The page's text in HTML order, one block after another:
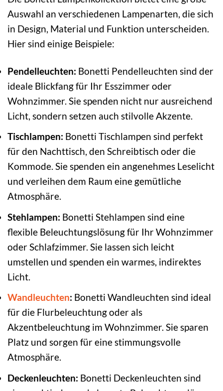
Auswahl an verschiedenen Lampenarten, die sich
in Design, Material und Funktion unterscheiden.
Hier sind einige Beispiele:
Pendelleuchten: Bonetti Pendelleuchten sind der
ideale Blickfang für Ihr Esszimmer oder
Wohnzimmer. Sie spenden nicht nur ausreichend
Licht, sondern setzen auch stilvolle Akzente.
Tischlampen: Bonetti Tischlampen sind perfekt
für den Nachttisch, den Schreibtisch oder die
Kommode. Sie spenden ein angenehmes Leselicht
und verleihen dem Raum eine gemütliche
Atmosphäre.
Stehlampen: Bonetti Stehlampen sind eine
flexible Beleuchtungslösung für Ihr Wohnzimmer
oder Schlafzimmer. Sie lassen sich leicht
umstellen und spenden ein warmes, indirektes
Licht.
Wandleuchten: Bonetti Wandleuchten sind ideal
für die Flurbeleuchtung oder als
Akzentbeleuchtung im Wohnzimmer. Sie sparen
Platz und sorgen für eine stimmungsvolle
Atmosphäre.
Deckenleuchten: Bonetti Deckenleuchten sind